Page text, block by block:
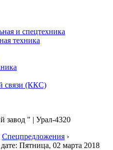
и спецтехника
техника
связи (ККС)
" | Урал-4320
Спецпредложения ›
Пятница, 02 марта 2018